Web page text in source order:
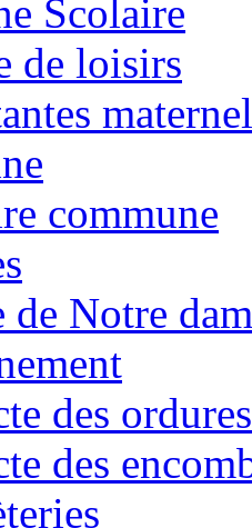
Scolaire
de loisirs
commune
de Notre
des ordures
des